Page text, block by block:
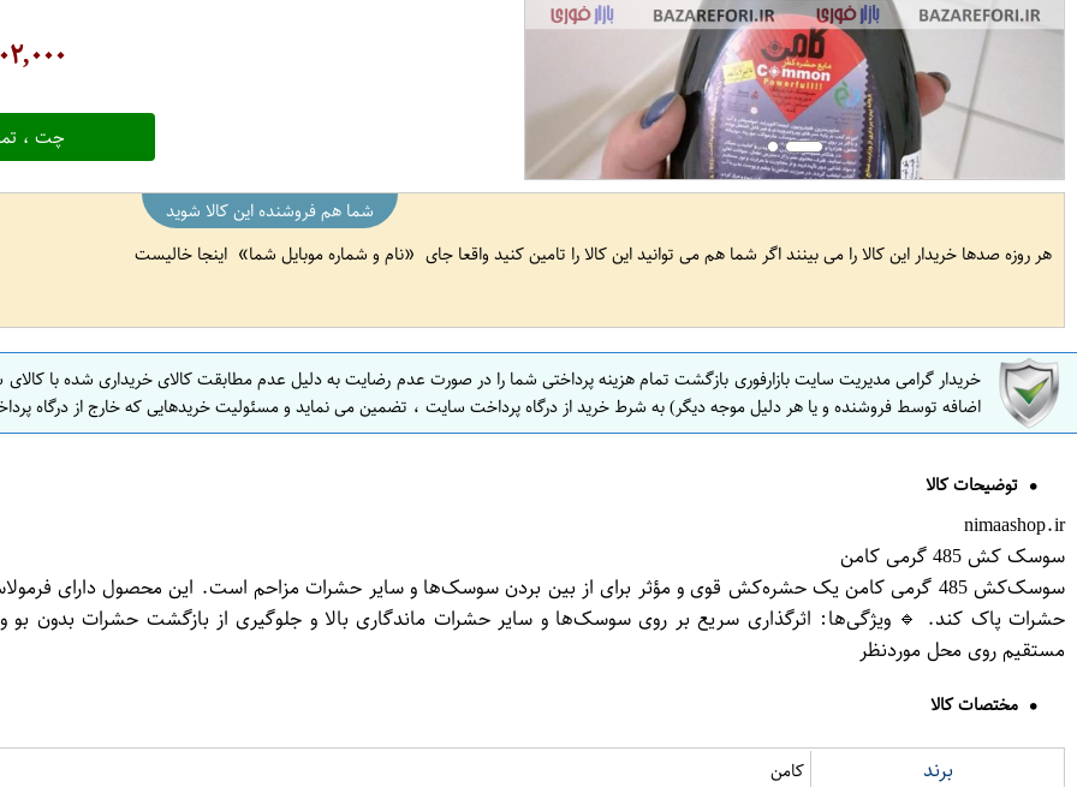
چت ،
شما هم فروشنده این کالا شوید
هر روزه صدها خریدار این کالا را می بینند اگر شما هم می توانید این کالا را تامین کنید واقعا جای
نام و شماره موبایل شما اینجا خالیست
خریدار گرامی مدیریت سایت بازارفوری بازگشت تمام هزینه پرداختی شما را در صورت عدم رضایت به دلیل عدم مطابقت کالای خریداری شده با
اضافه توسط فروشنده و یا هر دلیل موجه دیگر) به شرط خرید از درگاه پرداخت سایت ، تضمین می نماید و مسئولیت خریدهایی که خارج از درگاه
توضیحات کالا
nimaashop.ir
سوسک کش 485 گرمی کامن
سوسک‌کش 485 گرمی کامن یک حشره‌کش قوی و مؤثر برای از بین بردن سوسک‌ها و سایر حشرات مزاحم است. این محصول دارای
حشرات پاک کند. 🔹 ویژگی‌ها: اثرگذاری سریع بر روی سوسک‌ها و سایر حشرات ماندگاری بالا و جلوگیری از بازگشت حشرات بدون بو
مستقیم روی محل موردنظر
مختصات کالا
برند کامن